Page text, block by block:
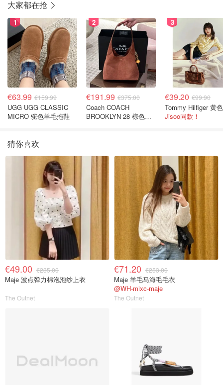
大家都在抢
1
€63.99 €159.99
UGG UGG CLASSIC
MICRO 驼色羊毛拖鞋
2
€191.99 €375.00
Coach COACH
BROOKLYN 28 棕色金
3
€39.20 €99.90
Jisoo同款！
猜你喜欢
€49.00 €235.00
Maje 波点弹力棉泡泡纱上衣
The Outnet
€71.20 €253.00
Maje 羊毛马海毛毛衣
@WH-mixc-maje
The Outnet